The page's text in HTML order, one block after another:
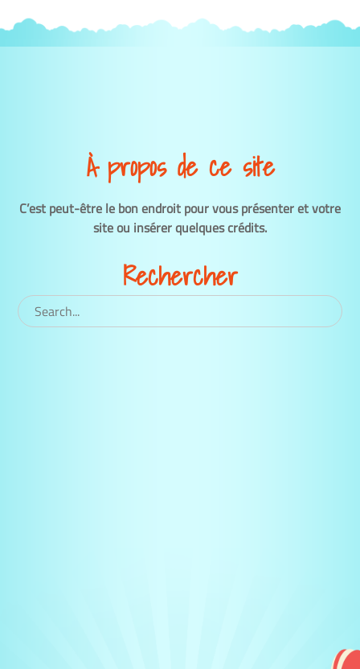
À propos de ce site
C’est peut-être le bon endroit pour vous présenter et votre
site ou insérer quelques crédits.
Rechercher